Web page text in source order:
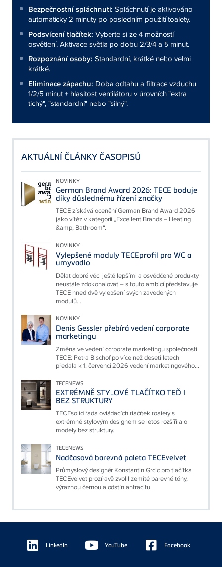
Bezpečnostní spláchnutí: Spláchnutí je aktivováno
automaticky 2 minuty po posledním použití toalety.
Podsvícení tlačítek: Vyberte si ze 4 možností
osvětlení. Aktivace světla po dobu 2/3/4 a 5 minut.
Rozpoznání osoby: Standardní, krátké nebo velmi
krátké.
Eliminace zápachu: Doba odtahu a filtrace vzduchu
1/2/5 minut + hlasitost ventilátoru v úrovních "extra
tichý", "standardní" nebo "silný".
AKTUÁLNÍ ČLÁNKY ČASOPISŮ
NOVINKY
German Brand Award 2026: TECE boduje
díky důslednému řízení značky
TECE získává ocenění German Brand Award 2026
jako vítěz v kategorii „Excellent Brands – Heating
&amp; Bathroom“.
NOVINKY
Vylepšené moduly TECEprofil pro WC a
umyvadlo
Dělat dobré věci ještě lepšími a osvědčené produkty
neustále zdokonalovat – s touto ambicí představuje
TECE hned dvě vylepšení svých zavedených
modulů...
NOVINKY
Denis Gessler přebírá vedení corporate
marketingu
Změna ve vedení corporate marketingu společnosti
TECE: Petra Bischof po více než deseti letech
předala k 1. červenci 2026 vedení marketingového...
TECENEWS
EXTRÉMNĚ STYLOVÉ TLAČÍTKO TEĎ I
BEZ STRUKTURY
TECEsolid řada ovládacích tlačítek toalety s
extrémně stylovým designem se letos rozšířila o
modely bez struktury.
TECENEWS
Nadčasová barevná paleta TECEvelvet
Průmyslový designér Konstantin Grcic pro tlačítka
TECEvelvet prozíravě zvolil zemité barevné tóny,
výraznou černou a odstín antracitu.
Floating
Sidebar LinkedIn YouTube Facebook